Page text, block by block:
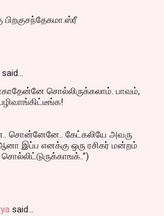
said…
சொல்லிருக்கலாம். பாவம்,
சொன்னேனே.. கேட்கலியே அவரு
இப்ப எனக்கு ஒரு ரசிகர் மன்றம்
சொல்லிட்டுருக்காஙக்..”)
said…